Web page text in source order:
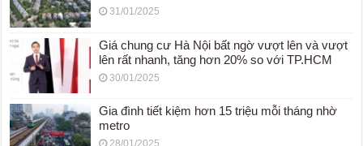
31/01/2025
Giá chung cư Hà Nội bất ngờ vượt lên và vượt
lên rất nhanh, tăng hơn 20% so với TP.HCM
30/01/2025
Gia đình tiết kiệm hơn 15 triệu mỗi tháng nhờ
metro
28/01/2025